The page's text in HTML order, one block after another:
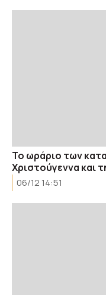
Το ωράριο των
Χριστούγεννα και
06/12 14:51